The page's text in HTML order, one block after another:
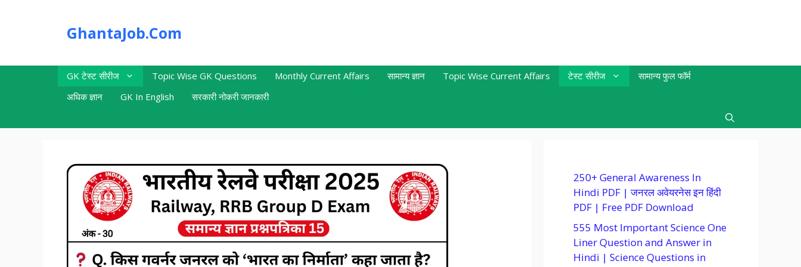
GhantaJob.Com
GK टेस्ट सीरीज Topic Wise GK Questions Monthly Current Affairs सामान्य ज्ञान Topic Wise Current Affairs टेस्ट सीरीज
सामान्य फुल फॉर्म
अधिक ज्ञान
GK In English सरकारी नोकरी जानकारी
250+ General Awareness In
Hindi PDF | जनरल अवेयरनेस इन हिंदी
PDF | Free PDF Download
555 Most Important Science One
Liner Question and Answer in
Hindi | Science Questions in